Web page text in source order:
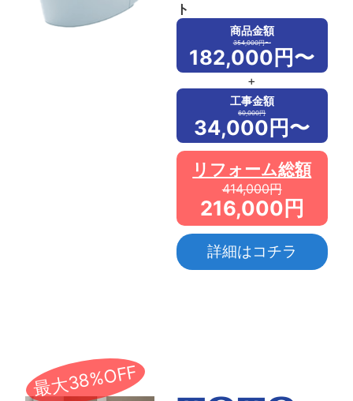
ト
商品金額
354,000円〜
182,000円〜
+
工事金額
60,000円
34,000円〜
リフォーム総額
414,000円
216,000円
詳細はコチラ
最大38%OFF